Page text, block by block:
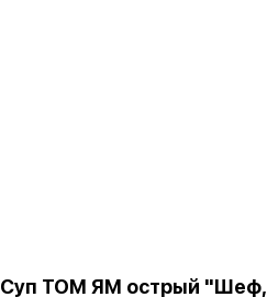
Суп ТОМ ЯМ острый "Шеф,